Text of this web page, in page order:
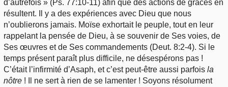
d’autrefois » (Ps. 77:10-11) afin que des actions de grâces en
résultent. Il y a des expériences avec Dieu que nous
n’oublierons jamais. Moïse exhortait le peuple, tout en leur
rappelant la pensée de Dieu, à se souvenir de Ses voies, de
Ses œuvres et de Ses commandements (Deut. 8:2-4). Si le
temps présent paraît plus difficile, ne désespérons pas !
C’était l’infirmité d’Asaph, et c’est peut-être aussi parfois la
nôtre ! Il ne sert à rien de se lamenter ! Soyons résolument